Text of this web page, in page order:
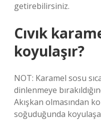
getirebilirsiniz.
Cıvık
koyulaşır?
NOT: Karamel sosu
dinlenmeye
Akışkan olmasından
soğuduğunda